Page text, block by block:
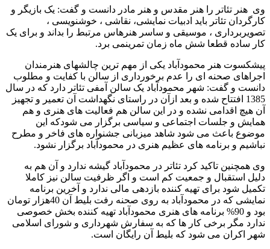
وی هنر تئاتر را هنر مقدس و هنر مادر دانست و گفت: یک بازیگر و
کارگردان تئاتر باید ادبیات نمایشی، نقاشی ، خوشنویسی ،
تصویربرداری ، موسیقی و ساسر هنرهاس مرتبط را بداند و برای یک
کار ساده قطعا شش ماه زمان تمرینمی برد.
پیشکسوت هنر محمودآباد یکی از مهم ترین چالشهای هنرمندان
اجراهای صحنه ای را عدم برخورداری از سالن با کفایت و مطلوب
دانست و گفت: شهر محمودآباد یک سالن آمفی تئاتر دارد که در سال
1385 افتتاح شده و بعد ازآن در راستای نگهداشت آن تعمیر و تجهیز
آن هیچ اقدامی نشده و در این سالن هم فعالیت های هنری و هم
همایش و جلسات اجتماعی و سیاسی برگزار می شودکه این
موضوع باعث می شود شاهد میزبانی جشنواره های فاخر و مطرح
نباشیم و برنامه های عظیم هنری در محمودآباد برگزار نشود.
وی همچنین تاکید کرد تئاتر در محمودآباد گیشه ندارد و آن هم به
دلیل استقبال و جمعیت کم است و اگر ظرفیت سالن نیز کاملا
تکمیل شود برای تهیه کننده بازدهی مالی ندارد و آخرین برنامه
نمایشی که در محمودآباد به روی صحنه رفت بلیط آن 40هزار تومان
بود و 90% برنامه های هنری محمودآباد تهیه کننده بخش خصوصی
ندارد مگر برخی کار ها که به سفارش شهرداری و شورای اسلامی
شهر اکران می شود که بلیط آن رایگان است.